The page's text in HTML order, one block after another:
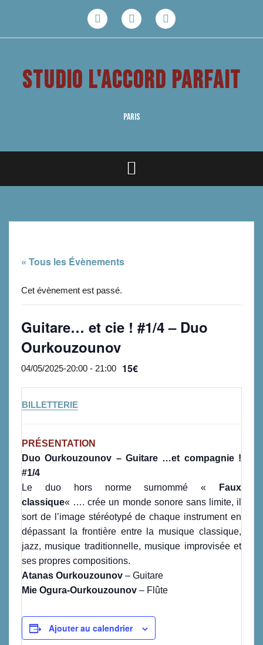
STUDIO L'ACCORD PARFAIT
PARIS
« Tous les Évènements
Cet évènement est passé.
Guitare… et cie ! #1/4 – Duo
Ourkouzounov
04/05/2025-20:00 - 21:00 15€
BILLETTERIE
PRÉSENTATION
Duo Ourkouzounov – Guitare …et compagnie !
#1/4
Le duo hors norme surnommé «
Faux
classique« …. crée un monde sonore sans limite, il
sort de l’image stéréotypé de chaque instrument en
dépassant la frontière entre la musique classique,
jazz, musique traditionnelle, musique improvisée et
ses propres compositions.
Atanas Ourkouzounov – Guitare
Mie Ogura-Ourkouzounov – Flûte
Ajouter au calendrier